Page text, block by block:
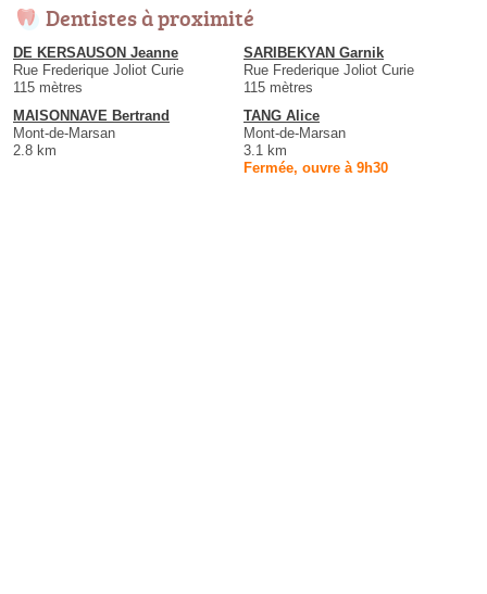
Dentistes à proximité
DE KERSAUSON Jeanne
Rue Frederique Joliot Curie
115 mètres
SARIBEKYAN Garnik
Rue Frederique Joliot Curie
115 mètres
MAISONNAVE Bertrand
Mont-de-Marsan
2.8 km
TANG Alice
Mont-de-Marsan
3.1 km
Fermée, ouvre à 9h30